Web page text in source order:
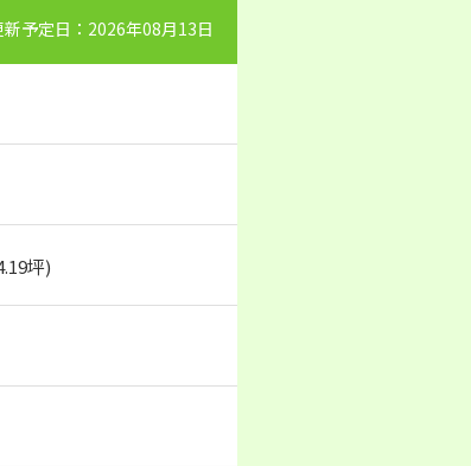
予定日：2026年08月13日
坪)